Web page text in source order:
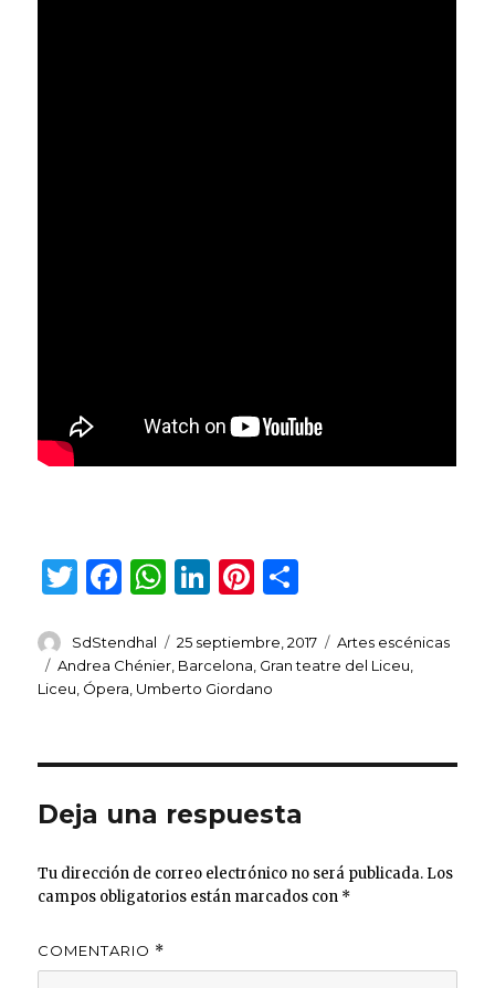
T
it
te
F
c
e
o
k
W
at
s
p
Li
k
e
n
Pi
te
re
m
p
ti
Autor
SdStendhal
Publicado
el
25 septiembre, 2017 Categorías
Artes escénicas
Etiquetas
Andrea Chénier Barcelona Gran teatre del Liceu
Liceu Ópera Umberto Giordano
Deja una respuesta
Tu dirección de correo electrónico no será publicada. Los
campos obligatorios están marcados con *
COMENTARIO *